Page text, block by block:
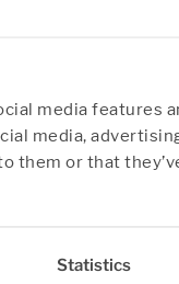
media features
media,
them or that
Statistics